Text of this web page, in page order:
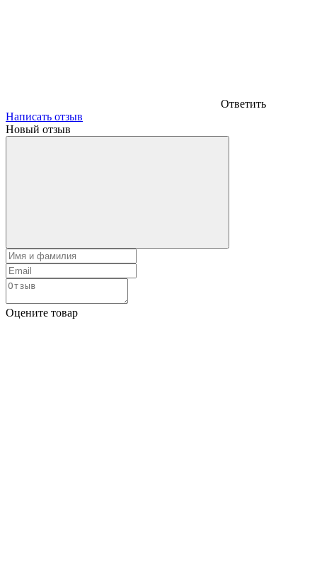
Ответить
Написать отзыв
Новый отзыв
Оцените товар